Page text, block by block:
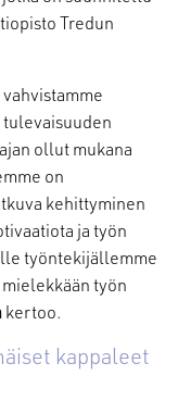
Tredun
ollut mukana
on
kehittyminen
ja työn
työntekijällemme
työn
kertoo.
kappaleet